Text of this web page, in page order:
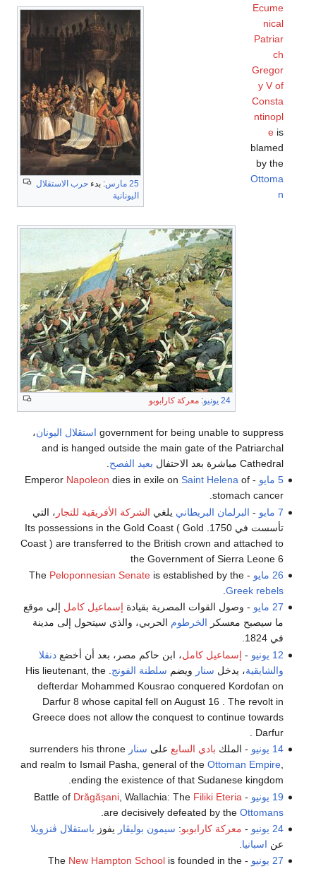
25 مارس : بدء حرب الاستقلال
اليونانية
24 يونيو : معركة كارابوبو
Ecume
nical
Patriar
ch
Gregor
y V of
Consta
ntinopl
eis
blamed
by the
Ottoma
n
government for being unable to suppress استقلال اليونان،
and is hanged outside the main gate of the Patriarchal
Cathedral مباشرة بعد الاحتفال
بعيد الفصح
5 مايو
- Emperor
Napoleon dies in exile on Saint Helenaof
stomach cancer.
7 مايو
- البرلمان البريطاني يلغي الشركة الأفريقية للتجار ، التي
تأسست في 1750. Its possessions in the Gold Coast ( Gold
Coast ) are transferred to the British crown and attached to
the Government of Sierra Leone 6
26 مايو
- The
Peloponnesian Senateis established by the
Greek rebels
27 مايو
- وصول القوات المصرية بقيادة إسماعيل كامل إلى موقع
ما سيصبح معسكر الخرطوم الحربي، والذي سيتحول إلى مدينة
في 1824.
12 يونيو
- إسماعيل كامل، ابن حاكم مصر، بعد أن أخضعدنقلا
والشايقية، يدخل سنار ويضم سلطنة الفونج . His lieutenant, the
defterdar Mohammed Kousrao conquered Kordofan on
Darfur 8 whose capital fell on August 16 . The revolt in
Greece does not allow the conquest to continue towards
Darfur .
14 يونيو
- الملك بادي السابع على سنار surrenders his throne
and realm to Ismail Pasha, general of the Ottoman Empire,
ending the existence of that Sudanese kingdom.
19 يونيو
- Battle of
Drăgășani, Wallachia: The Filiki Eteria
are decisively defeated by the Ottomans
24 يونيو
- معركة كارابوبو: سيمون بوليڤار يفوز باستقلال ڤنزويلا
عن اسبانيا
27 يونيو
- The
New Hampton Schoolis founded in the